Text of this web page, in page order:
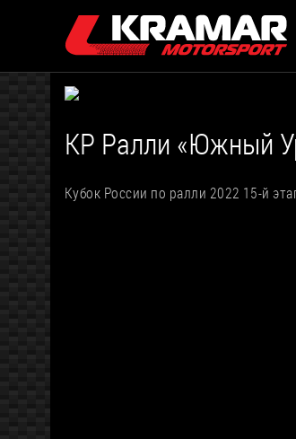
КР Ралли «Южный
Кубок России по ралли 2022 15-й